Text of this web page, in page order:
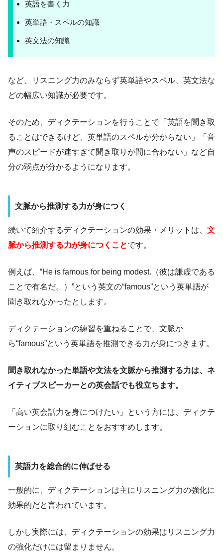
英語を書く力
英単語・スペルの知識
英文法の知識
など、リスニング力のみならず英単語やスペル、英文法な
どの幅広い知識が必要です。
そのため、ディクテーションを行うことで「英語を聞き取
ることはできるけど、英単語のスペルが分からない」「音
声のスピードが速すぎて聞き取りが間に合わない」など自
分の弱点が分かるようになります。
文脈から推測する力が身につく
続いて紹介するディクテーションの効果・メリットは、 文
脈から推測する力が身につくことです。
例えば、“He is famous for being modest.（彼は謙虚である
ことで有名だ。）”という英文の“famous”という英単語が
聞き取れなかったとします。
ディクテーションの練習を重ねることで、文脈か
ら“famous”という英単語を推測できる力が身につきます。
聞き取れなかった単語や文法を文脈から推測する力は、ネ
イティブスピーカーとの英会話でも役立ちます。
「高い英会話力を身につけたい」という方には、ディクテ
ーションに取り組むことをおすすめします。
英語力を総合的に伸ばせる
一般的に、ディクテーションは主にリスニング力の強化に
効果的だと言われています。
しかし実際には、ディクテーションの効果はリスニング力
の強化だけには留まりません。